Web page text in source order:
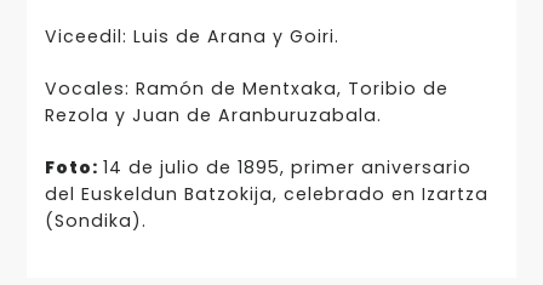
Viceedil: Luis de Arana y Goiri.
Vocales: Ramón de Mentxaka, Toribio de
Rezola y Juan de Aranburuzabala.
Foto: 14 de julio de 1895, primer aniversario
del Euskeldun Batzokija, celebrado en Izartza
(Sondika).